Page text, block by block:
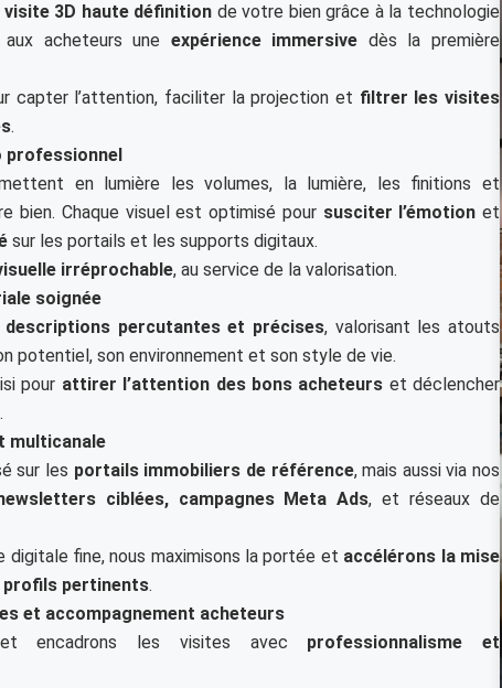
visite 3D haute définition de votre bien grâce à la technologie
acheteurs une expérience immersive dès la première
capter l’attention, faciliter la projection et filtrer les visites
.
professionnel
en lumière les volumes, la lumière, les finitions et
bien. Chaque visuel est optimisé pour susciter l’émotion et
sur les portails et les supports digitaux.
irréprochable, au service de la valorisation.
soignée
descriptions percutantes et précises, valorisant les atouts
potentiel, son environnement et son style de vie.
pour attirer l’attention des bons acheteurs et déclencher
multicanale
sur les portails immobiliers de référence, mais aussi via nos
ciblées, campagnes Meta Ads, et réseaux de
digitale fine, nous maximisons la portée et accélérons la mise
profils pertinents.
et accompagnement acheteurs
et encadrons les visites avec professionnalisme et